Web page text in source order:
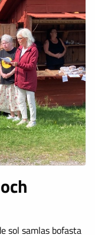
sol samlas bofasta